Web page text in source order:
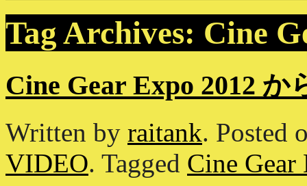
Tag Archives: Cine
Cine Gear Expo 2012
Written by raitank. Posted
VIDEO. Tagged Cine Gear